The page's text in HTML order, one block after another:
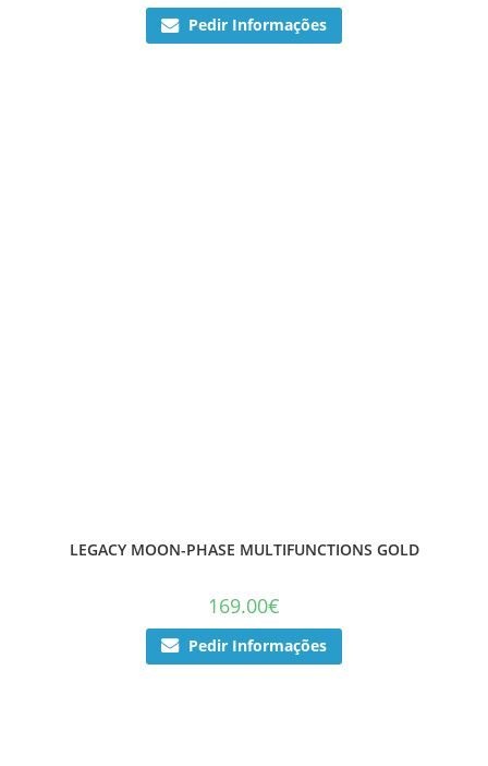
Pedir Informações
LEGACY MOON-PHASE MULTIFUNCTIONS GOLD
169.00€
Pedir Informações